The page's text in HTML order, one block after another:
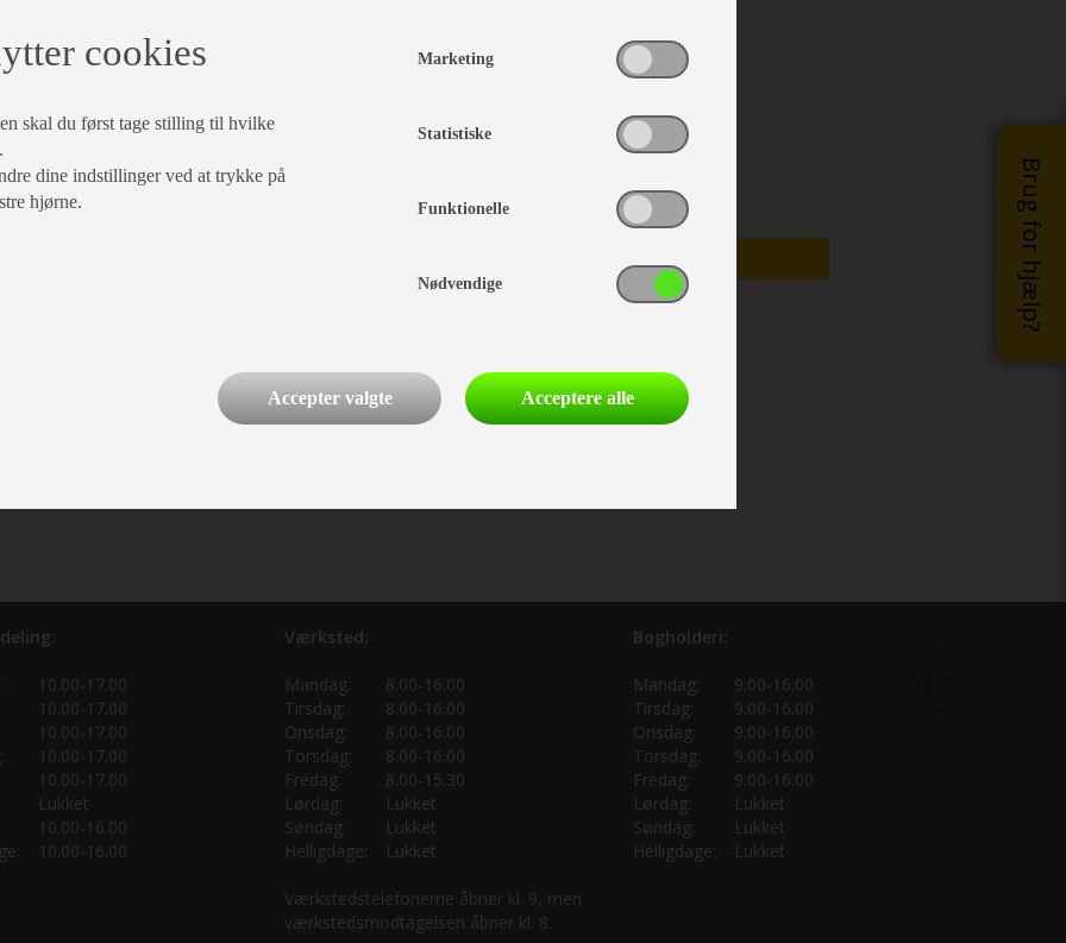
Brug for hjælp?
kr
10.00-17.00
10.00-17.00
10.00-17.00
10.00-17.00
10.00-17.00
Lukket
10.00-16.00
10.00-16.00
Værksted:
Mandag:
8.00-16.00
Tirsdag:
8.00-16.00
Onsdag:
8.00-16.00
Torsdag:
8.00-16.00
Fredag:
8.00-15.30
Lørdag:
Lukket
Søndag:
Lukket
Helligdage:
Lukket
Værkstedstelefonerne åbner kl. 9, men
værkstedsmodtagelsen åbner kl. 8.
Bogholderi:
Mandag:
9.00-16.00
Tirsdag:
9.00-16.00
Onsdag:
9.00-16.00
Torsdag:
9.00-16.00
Fredag:
9.00-16.00
Lørdag:
Lukket
Søndag:
Lukket
Helligdage:
Lukket
cookies
skal du først tage stilling til hvilke
dine indstillinger ved at trykke på
hjørne.
Marketing
Statistiske
Funktionelle
Nødvendige
Accepter valgte Acceptere alle